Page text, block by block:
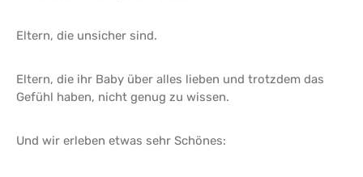
Eltern, die unsicher sind.
Eltern, die ihr Baby über alles lieben und trotzdem das
Gefühl haben, nicht genug zu wissen.
Und wir erleben etwas sehr Schönes: